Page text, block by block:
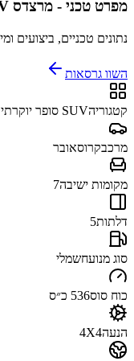
מפרט טכני - מרצדס EQS SUV
נתונים טכניים, ביצועים
השוו גרסאות
קטגוריהSUV סופר יוקרתי
מרכבקרוסאובר
מקומות ישיבה7
דלתות5
סוג מנועחשמלי
כוח סוס536 כ״ס
הנעה4X4